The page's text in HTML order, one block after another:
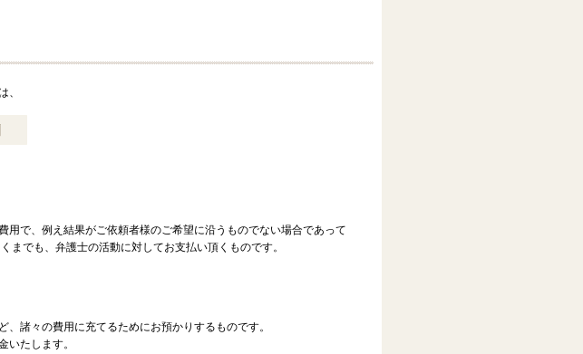
、
用で、例え結果がご依頼者様のご希望に沿うものでない場合であって
までも、弁護士の活動に対してお支払い頂くものです。
諸々の費用に充てるためにお預かりするものです。
いたします。